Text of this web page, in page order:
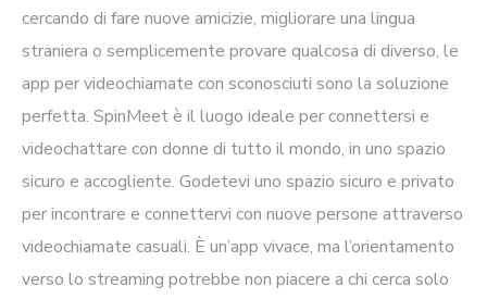
cercando di fare nuove amicizie, migliorare una lingua
straniera o semplicemente provare qualcosa di diverso, le
app per videochiamate con sconosciuti sono la soluzione
perfetta. SpinMeet è il luogo ideale per connettersi e
videochattare con donne di tutto il mondo, in uno spazio
sicuro e accogliente. Godetevi uno spazio sicuro e privato
per incontrare e connettervi con nuove persone attraverso
videochiamate casuali. È un’app vivace, ma l’orientamento
verso lo streaming potrebbe non piacere a chi cerca solo